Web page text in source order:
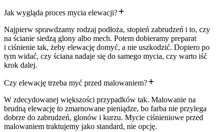
Jak wygląda proces mycia elewacji?
Najpierw sprawdzamy rodzaj podłoża, stopień zabrudzeń i to, czy
na ścianie siedzą glony albo mech. Potem dobieramy preparat
i ciśnienie tak, żeby elewację domyć, a nie uszkodzić. Dopiero po
tym widać, czy ściana nadaje się do samego mycia, czy warto iść
krok dalej.
Czy elewację trzeba myć przed malowaniem?
W zdecydowanej większości przypadków tak. Malowanie na
brudną elewację to zmarnowane pieniądze, bo farba nie przylega
dobrze do zabrudzeń, glonów i kurzu. Mycie ciśnieniowe przed
malowaniem traktujemy jako standard, nie opcję.